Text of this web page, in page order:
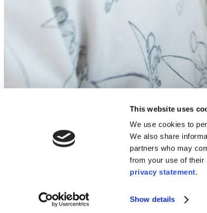
This website uses
We use cookies to
We also share
partners who may
from your use of their
privacy statement.
Show details
Le i3CONNECT Lift 4 est doté d'une conception modulaire
est compatible avec tous les écrans tactiles i3CONNECT
Fiche technique du produit